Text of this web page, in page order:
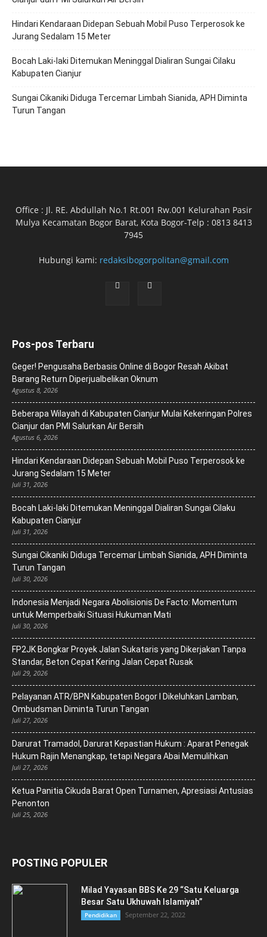
Hindari Kendaraan Didepan Sebuah Mobil Puso Terperosok ke
Jurang Sedalam 15 Meter
Bocah Laki-laki Ditemukan Meninggal Dialiran Sungai Cilaku
Kabupaten Cianjur
Sungai Cikaniki Diduga Tercemar Limbah Sianida, APH Diminta
Turun Tangan
Office : Jl. RE. Abdullah No.1 Rt.001 Rw.001 Kelurahan Pasir
Mulya Kecamatan Bogor Barat, Kota Bogor-Telp : 0813 8413
7945
Hubungi kami: redaksibogorpolitan@gmail.com
Pos-pos Terbaru
Geger! Pengusaha Berbasis Online di Bogor Resah Akibat
Barang Return Diperjualbelikan Oknum
Agustus 8, 2026
Beberapa Wilayah di Kabupaten Cianjur Mulai Kekeringan Polres
Cianjur dan PMI Salurkan Air Bersih
Agustus 6, 2026
Hindari Kendaraan Didepan Sebuah Mobil Puso Terperosok ke
Jurang Sedalam 15 Meter
Juli 31, 2026
Bocah Laki-laki Ditemukan Meninggal Dialiran Sungai Cilaku
Kabupaten Cianjur
Juli 31, 2026
Sungai Cikaniki Diduga Tercemar Limbah Sianida, APH Diminta
Turun Tangan
Juli 30, 2026
‎Indonesia Menjadi Negara Abolisionis De Facto: Momentum
untuk Memperbaiki Situasi Hukuman Mati
Juli 30, 2026
FP2JK Bongkar Proyek Jalan Sukataris yang Dikerjakan Tanpa
Standar, Beton Cepat Kering Jalan Cepat Rusak
Juli 29, 2026
Pelayanan ATR/BPN Kabupaten Bogor I Dikeluhkan Lamban,
Ombudsman Diminta Turun Tangan
Juli 27, 2026
Darurat Tramadol, Darurat Kepastian Hukum : Aparat Penegak
Hukum Rajin Menangkap, tetapi Negara Abai Memulihkan
Juli 27, 2026
Ketua Panitia Cikuda Barat Open Turnamen, Apresiasi Antusias
Penonton
Juli 25, 2026
POSTING POPULER
Milad Yayasan BBS Ke 29 “Satu Keluarga
Besar Satu Ukhuwah Islamiyah”
Pendidikan September 22, 2022